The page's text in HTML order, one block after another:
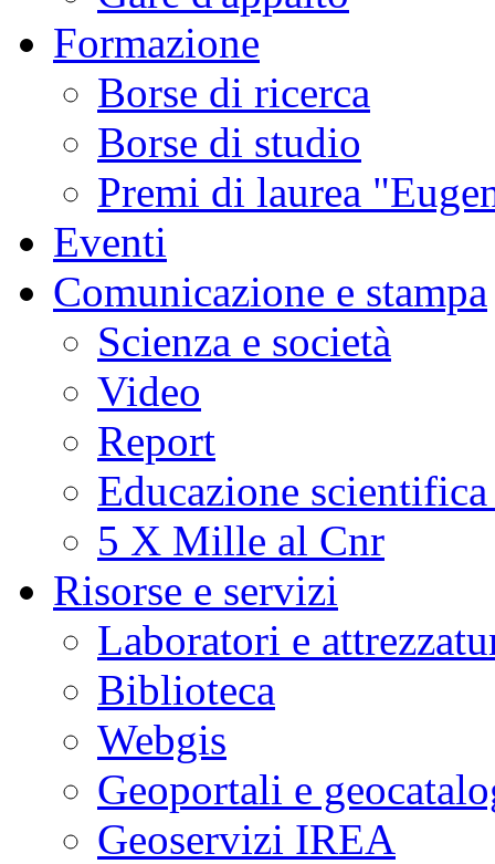
Formazione
Borse di ricerca
Borse di studio
Premi di laurea
Eventi
Comunicazione e stampa
Scienza e società
Video
Report
Educazione
5 X Mille al Cnr
Risorse e servizi
Laboratori e
Biblioteca
Webgis
Geoportali e
Geoservizi IREA